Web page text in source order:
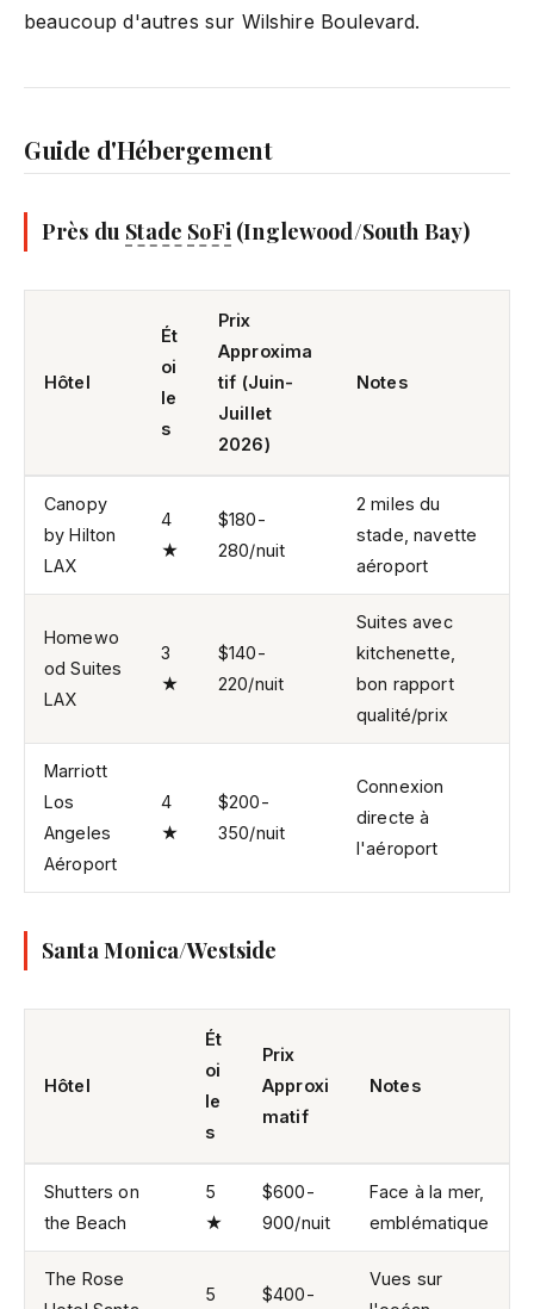
beaucoup d'autres sur Wilshire Boulevard.
Guide d'Hébergement
Près du Stade SoFi (Inglewood/South Bay)
Hôtel
Ét
oi
le
s
Prix
Approxima
tif (Juin-
Juillet
2026)
Notes
Canopy
by Hilton
LAX
4
★
$180-
280/nuit
2 miles du
stade, navette
aéroport
Homewo
od Suites
LAX
3
★
$140-
220/nuit
Suites avec
kitchenette,
bon rapport
qualité/prix
Marriott
Los
Angeles
Aéroport
4
★
$200-
350/nuit
Connexion
directe à
l'aéroport
Santa Monica/Westside
Hôtel
Ét
oi
le
s
Prix
Approxi
matif
Notes
Shutters on
the Beach
5
★
$600-
900/nuit
Face à la mer,
emblématique
The Rose
5 $400-
Vues sur